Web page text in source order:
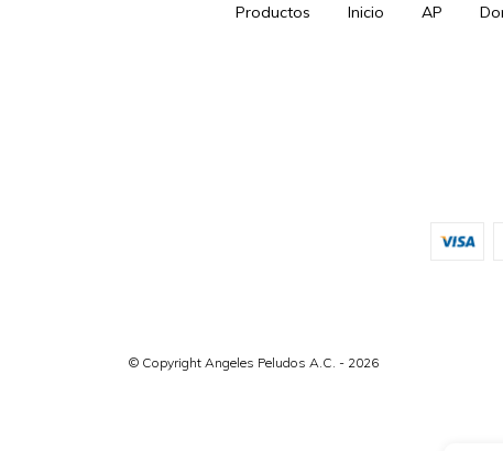
Productos Inicio AP
© Copyright Angeles Peludos A.C. - 2026